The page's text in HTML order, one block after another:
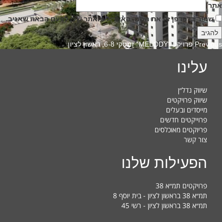
אתר
שמור בדפדפן זה את השם, האימייל והאתר שלי לפעם הבאה שאגיב.
Previous
Previous
פרויקט “MELODY” זמסקי 6-8, ראשון לציון
עלינו
שיווק נדל״ן
שיווק פרויקטים
מייסדים ובעלים
פרוייקטים חדשים
פריוקטים מאוכלסים
צור קשר
הפעילות שלנו
פרויקטים תמ״א 38
תמ״א 38 בראשון לציון - בית יוסף 8
תמ״א 38 בראשון לציון - רשי 45